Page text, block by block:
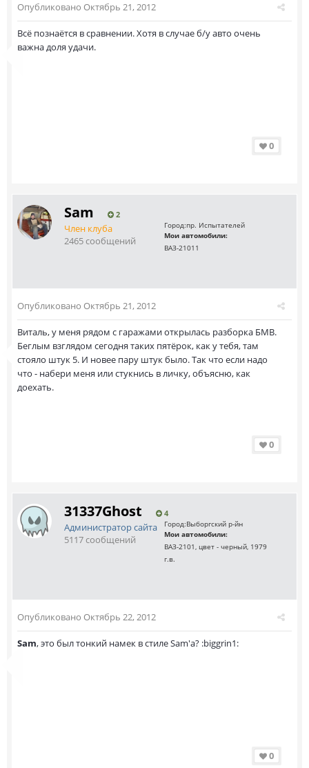
Опубликовано Октябрь 21, 2012
Всё познаётся в сравнении. Хотя в случае б/у авто очень
важна доля удачи.
0
Sam 2
Член клуба
2465 сообщений
Город:пр. Испытателей
Мои автомобили:
ВАЗ-21011
Опубликовано Октябрь 21, 2012
Виталь, у меня рядом с гаражами открылась разборка БМВ.
Беглым взглядом сегодня таких пятёрок, как у тебя, там
стояло штук 5. И новее пару штук было. Так что если надо
что - набери меня или стукнись в личку, объясню, как
доехать.
0
31337Ghost 4
Администратор сайта
5117 сообщений
Город:Выборгский р-йн
Мои автомобили:
ВАЗ-2101, цвет - черный, 1979
г.в.
Опубликовано Октябрь 22, 2012
Sam, это был тонкий намек в стиле Sam'а? :biggrin1:
0